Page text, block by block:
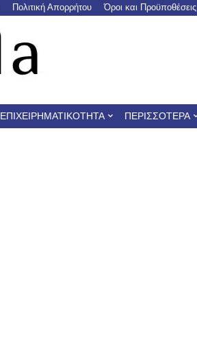
Πολιτική Απορρήτου Όροι και Προϋποθέσεις
ΕΠΙΧΕΙΡΗΜΑΤΙΚΌΤΗΤΑ ΠΕΡΙΣΣΌΤΕΡΑ